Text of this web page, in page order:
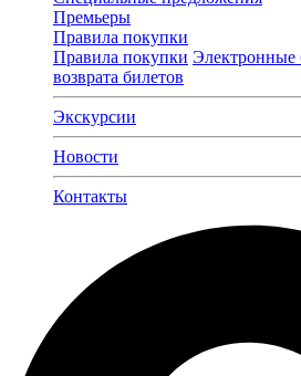
Премьеры
Правила покупки
Правила покупки Электронные
возврата билетов
Экскурсии
Новости
Контакты